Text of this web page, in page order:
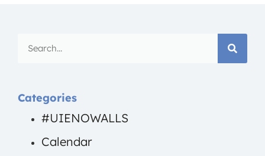
Categories
#UIENOWALLS
Calendar